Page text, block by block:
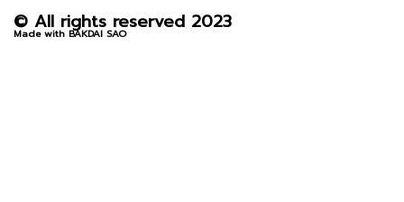
© All rights reserved 2023
Made with BAKDAI SAO